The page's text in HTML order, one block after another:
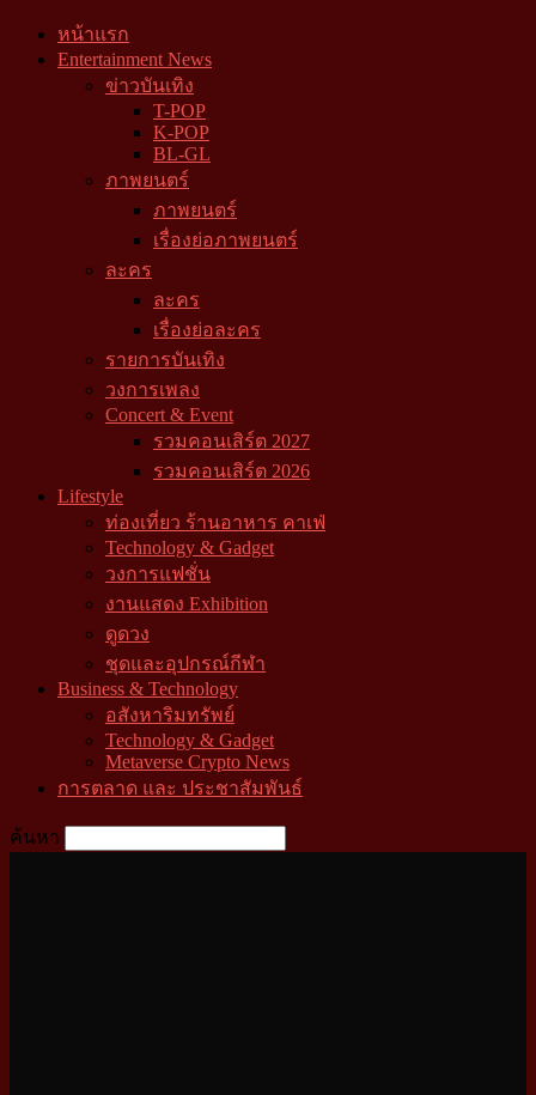
หน้าแรก
Entertainment News
ข่าวบันเทิง
T-POP
K-POP
BL-GL
ภาพยนตร์
ภาพยนตร์
เรื่องย่อภาพยนตร์
ละคร
ละคร
เรื่องย่อละคร
รายการบันเทิง
วงการเพลง
Concert & Event
รวมคอนเสิร์ต 2027
รวมคอนเสิร์ต 2026
Lifestyle
ท่องเที่ยว ร้านอาหาร คาเฟ่
Technology & Gadget
วงการแฟชั่น
งานแสดง Exhibition
ดูดวง
ชุดและอุปกรณ์กีฬา
Business & Technology
อสังหาริมทรัพย์
Technology & Gadget
Metaverse Crypto News
การตลาด และ ประชาสัมพันธ์
ค้นหา